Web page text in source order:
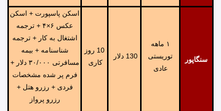
سنگاپور
١ ماهه
توریستی
عادی
130 دلار
10 روز
کاری
اسکن پاسپورت + اسکن
عکس ۶×۴ + ترجمه
اشتغال به کار + ترجمه
شناسنامه + بیمه
مسافرتی ۳۰/۰۰۰ دلار +
فرم پر شده مشخصات
فردی + رزرو هتل +
رزرو پرواز